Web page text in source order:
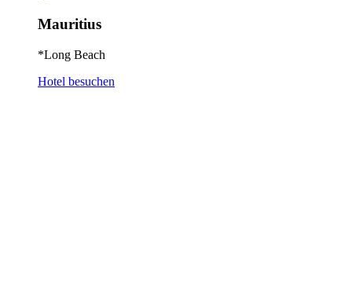
Mauritius
*Long Beach
Hotel besuchen